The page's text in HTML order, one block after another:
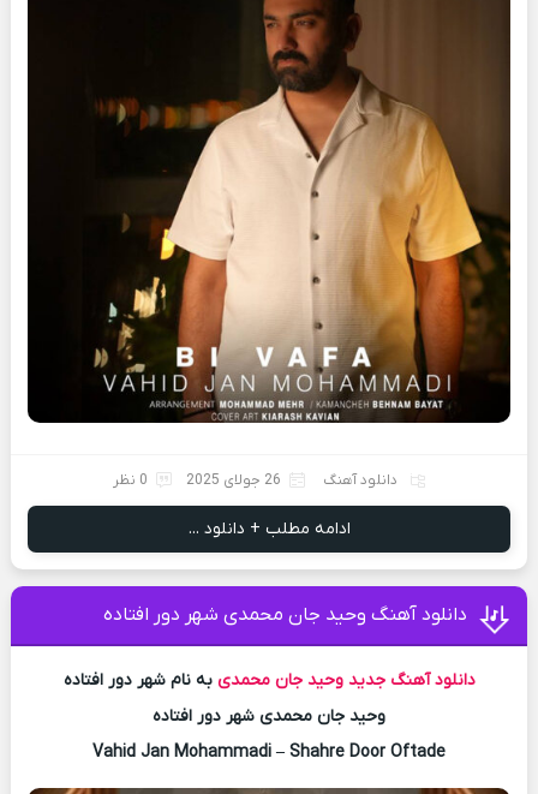
دانلود آهنگ 26 جولای 2025 0 نظر
ادامه مطلب + دانلود ...
دانلود آهنگ وحید جان محمدی شهر دور افتاده
دانلود آهنگ جدید وحید جان محمدی به نام شهر دور افتاده
وحید جان محمدی شهر دور افتاده
Vahid Jan Mohammadi – Shahre Door Oftade